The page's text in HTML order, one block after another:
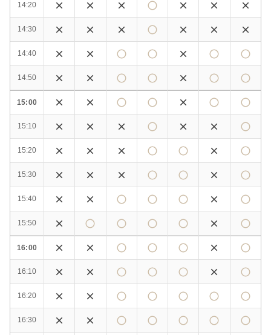
14:20
14:30
14:40
14:50
15:00
15:10
15:20
15:30
15:40
15:50
16:00
16:10
16:20
16:30